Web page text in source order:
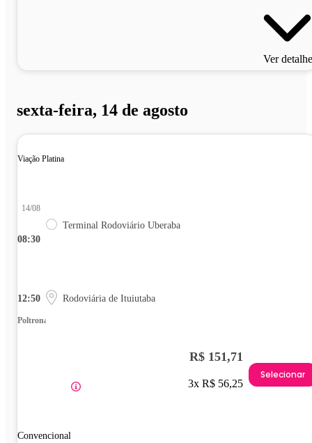
Ver
sexta-feira, 14 de agosto
Viação Platina
08:30
14/08
Terminal Rodoviário Uberaba
12:50 Rodoviária de Ituiutaba
Poltrona
Convencional
R$ 151,71
3x R$ 56,25
Selecionar